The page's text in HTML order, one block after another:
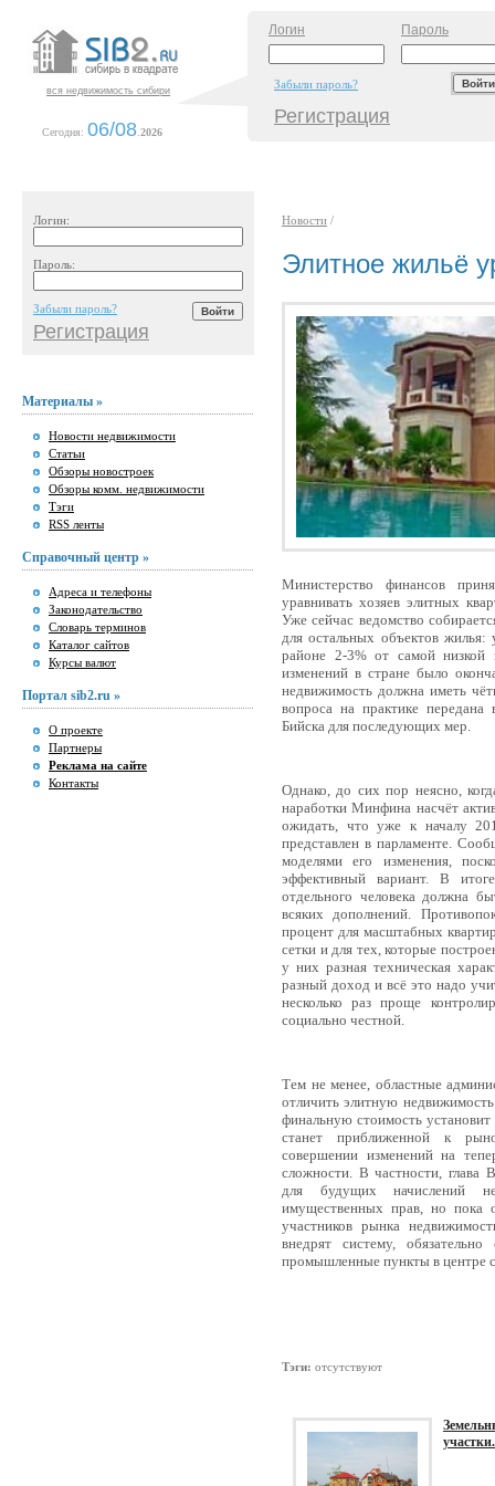
вся недвижимость сибири
Сегодня: 06/08 2026
Логин Пароль
Забыли пароль?
Регистрация
Логин:
Пароль:
Забыли пароль?
Регистрация
Материалы »
Новости недвижимости
Статьи
Обзоры новостроек
Обзоры комм. недвижимости
Тэги
RSS ленты
Справочный центр »
Адреса и телефоны
Законодательство
Словарь терминов
Каталог сайтов
Курсы валют
Портал sib2.ru »
О проекте
Партнеры
Реклама на сайте
Контакты
Новости /
Элитное жильё
Министерство финансов
уравнивать хозяев элитных
Уже сейчас ведомство
для остальных объектов жилья:
районе 2-3% от самой низкой
изменений в стране было
недвижимость должна иметь
вопроса на практике
Бийска для последующих мер.
Однако, до сих пор неясно,
наработки Минфина насчёт
ожидать, что уже к началу
представлен в парламенте.
моделями его изменения,
эффективный вариант. В
отдельного человека должна
всяких дополнений.
процент для масштабных
сетки и для тех, которые
у них разная техническая
разный доход и всё это надо
несколько раз проще
социально честной.
Тем не менее, областные
отличить элитную
финальную стоимость
станет приближенной к
совершении изменений на
сложности. В частности, глава
для будущих начислений
имущественных прав, но пока
участников рынка
внедрят систему,
промышленные пункты в центре
Тэги: отсутствуют
участки.